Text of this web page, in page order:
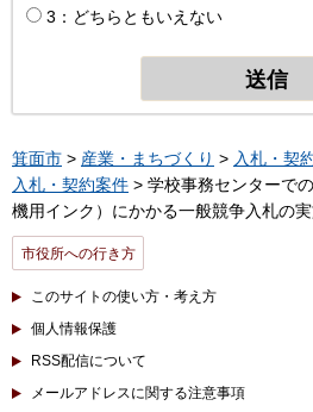
3：どちらともいえない
箕面市 > 産業・まちづくり > 入札・契
入札・契約案件 > 学校事務センターで
機用インク）にかかる一般競争入札の
市役所への行き方
このサイトの使い方・考え方
個人情報保護
RSS配信について
メールアドレスに関する注意事項